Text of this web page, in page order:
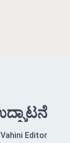
Editor